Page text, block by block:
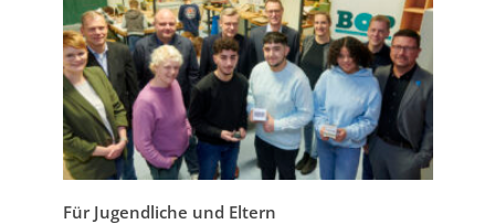
Für Jugendliche und Eltern